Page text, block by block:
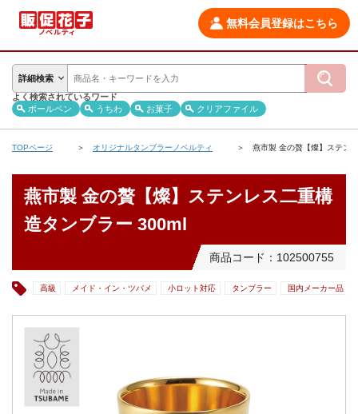
無料会員登録はこちら
詳細検索
よく検索されているワード
ボールペン
うちわ お菓子 クリアファイル
TOPページ オリジナルタンブラーノベルティ 燕市製 金の贅【燦】ステン
燕市製 金の贅【燦】ステンレス二重構
造タンブラー 300ml
商品コード：102500755
高級 メイド・イン・ツバメ 小ロット対応 タンブラー 国内メーカー品